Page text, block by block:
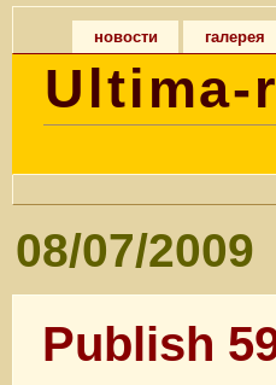
новости галерея
Ultima-
08/07/2009
Publish